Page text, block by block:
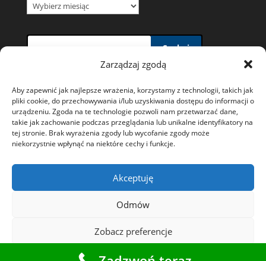
Zarządzaj zgodą
Aby zapewnić jak najlepsze wrażenia, korzystamy z technologii, takich jak
pliki cookie, do przechowywania i/lub uzyskiwania dostępu do informacji o
urządzeniu. Zgoda na te technologie pozwoli nam przetwarzać dane,
takie jak zachowanie podczas przeglądania lub unikalne identyfikatory na
tej stronie. Brak wyrażenia zgody lub wycofanie zgody może
niekorzystnie wpłynąć na niektóre cechy i funkcje.
Akceptuję
Odmów
Zobacz preferencje
Archiwum
Szukaj
Polityka prywatności i wykorzystywania plików
Cookies
Ochrona danych osobowych
Polityka plików cookies (EU)
Starostwo Powiatowe w Tarnowskich